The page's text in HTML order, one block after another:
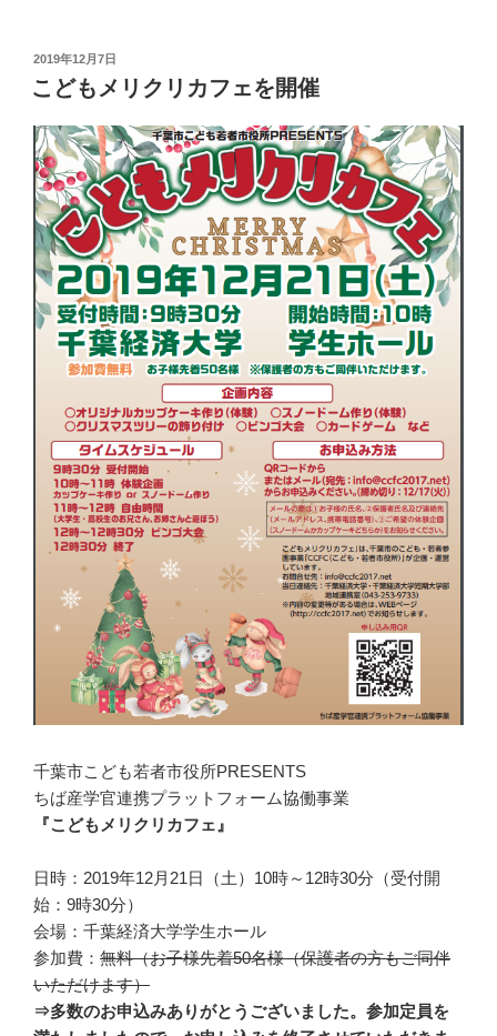
投
稿
日:
2019年12月7日
こどもメリクリカフェを開催
千葉市こども若者市役所PRESENTS
ちば産学官連携プラットフォーム協働事業
『こどもメリクリカフェ』
日時：2019年12月21日（土）10時～12時30分（受付開
始：9時30分）
会場：千葉経済大学学生ホール
参加費： 無料（お子様先着50名様（保護者の方もご同伴
いただけます）
⇒多数のお申込みありがとうございました。参加定員を